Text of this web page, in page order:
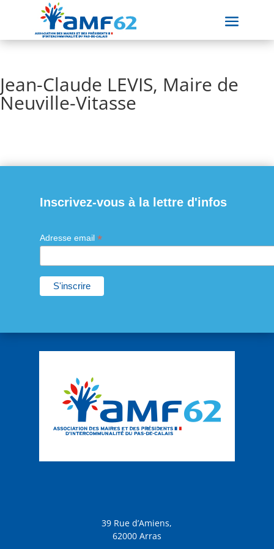
Jean-Claude LEVIS, Maire de
Neuville-Vitasse
Inscrivez-vous à la lettre d'infos
Adresse email *
39 Rue d’Amiens,
62000 Arras